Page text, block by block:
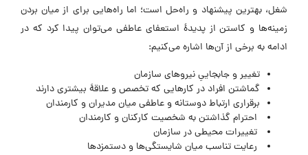
شغل، بهترین پیشنهاد و راه‌حل است؛ اما راه‌هایی برای از میان بردن
زمینه‌ها و کاستن از پدیدهٔ استعفای عاطفی می‌توان پیدا کرد که در
ادامه به برخی از آن‌ها اشاره می‌کنیم:
تغییر و جابجاییِ نیروهای سازمان
گماشتن افراد در کارهایی که تخصص و علاقهٔ بیشتری دارند
برقراری ارتباط دوستانه و عاطفی میان مدیران و کارمندان
احترام گذاشتن به شخصیت کارکنان و کارمندان
تغییرات محیطی در سازمان
رعایت تناسب میان شایستگی‌ها و دستمزدها